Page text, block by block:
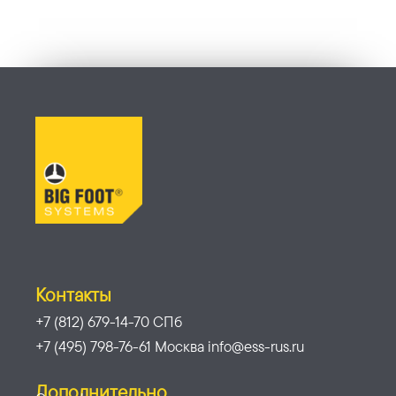
Контакты
+7 (812) 679-14-70 СПб
+7 (495) 798-76-61 Москва info@ess-rus.ru